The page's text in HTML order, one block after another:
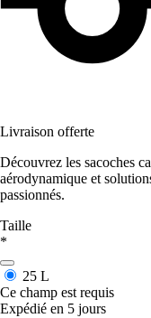
Livraison offerte
Découvrez les sacoches
aérodynamique et
passionnés.
Taille
*
25 L
Ce champ est requis
Expédié en 5 jours